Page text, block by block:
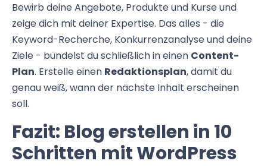
Bewirb deine Angebote, Produkte und Kurse und
zeige dich mit deiner Expertise. Das alles - die
Keyword-Recherche, Konkurrenzanalyse und deine
Ziele - bündelst du schließlich in einen Content-
Plan. Erstelle einen Redaktionsplan, damit du
genau weiß, wann der nächste Inhalt erscheinen
soll.
Fazit: Blog erstellen in 10
Schritten mit WordPress